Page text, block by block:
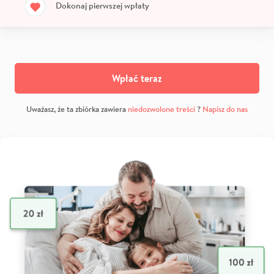
Dokonaj pierwszej wpłaty
Wpłać teraz
Uważasz, że ta zbiórka zawiera niedozwolone treści? Napisz do nas